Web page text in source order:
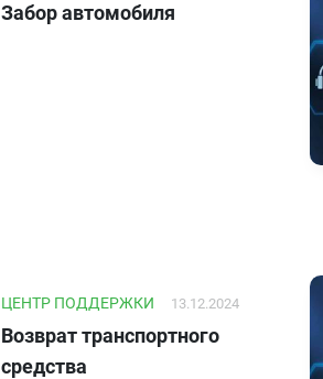
Забор автомобиля
ЦЕНТР ПОДДЕРЖКИ 13.12.2024
Возврат транспортного
средства